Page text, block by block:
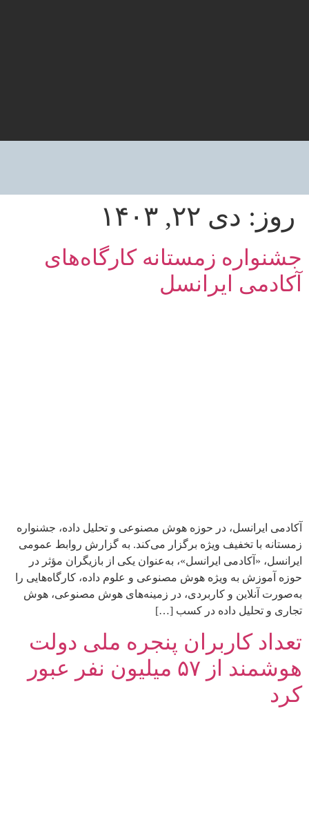
روز: دی ۲۲, ۱۴۰۳
جشنواره زمستانه کارگاه‌های
آکادمی ایرانسل
آکادمی ایرانسل، در حوزه هوش مصنوعی و تحلیل داده، جشنواره
زمستانه با تخفیف ویژه برگزار می‌کند. به گزارش روابط عمومی
ایرانسل، «آکادمی ایرانسل»، به‌عنوان یکی از بازیگران مؤثر در
حوزه آموزش به ویژه هوش مصنوعی و علوم داده، کارگاه‌هایی را
به‌صورت آنلاین و کاربردی، در زمینه‌های هوش مصنوعی، هوش
تجاری و تحلیل داده در کسب […]
تعداد کاربران پنجره ملی دولت
هوشمند از ۵۷ میلیون نفر عبور
کرد